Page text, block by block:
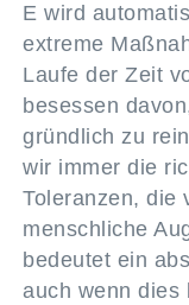
E wird
extreme
Laufe der Zeit
besessen
gründlich zu
wir immer die
Toleranzen, die
menschliche
bedeutet ein
auch wenn dies